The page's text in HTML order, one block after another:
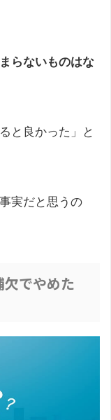
らないものはな
と良かった」と
実だと思うの
欠でやめた